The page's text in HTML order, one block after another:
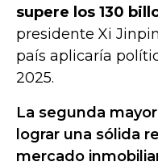
supere los 130
presidente Xi
país aplicaría
2025.
La segunda
lograr una sólida
mercado